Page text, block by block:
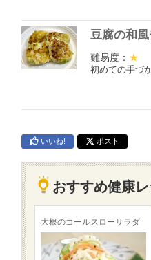
豆腐の和風
難易度： ★
初めての手づ
いいね! ポスト
おすすめ健康
大根のコールスローサラダ